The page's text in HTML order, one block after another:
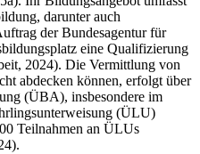
darunter auch
der Bundesagentur für
eine Qualifizierung
2024). Die Vermittlung von
abdecken können, erfolgt über
(ÜBA), insbesondere im
(ÜLU)
Teilnahmen an ÜLUs